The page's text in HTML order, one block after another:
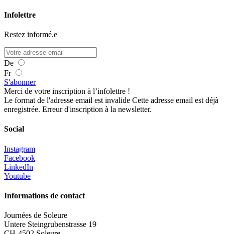
Infolettre
Restez informé.e
De
Fr
S'abonner
Merci de votre inscription à l’infolettre !
Le format de l'adresse email est invalide Cette adresse email est déjà
enregistrée. Erreur d'inscription à la newsletter.
Social
Instagram
Facebook
LinkedIn
Youtube
Informations de contact
Journées de Soleure
Untere Steingrubenstrasse 19